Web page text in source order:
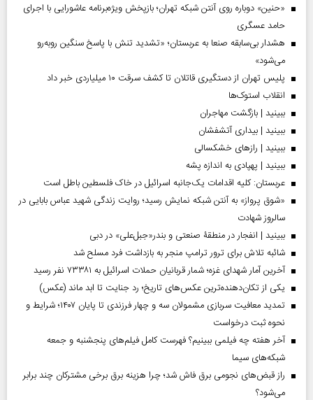
«حنین» دوباره روی آنتن شبکه تهران؛ بازپخش ویژه‌برنامه عاشورایی با اجرای
حامد عسگری
هشدار بی‌سابقه صنعا به عربستان؛ «تشدید تنش با پاسخ سنگین روبه‌رو
می‌شود»
پلیس تهران از دستگیری قاتلان تا کشف سرقت ۱۰ میلیاردی خبر داد
انقلاب استوک‌ها
ببینید | بازگشت مهاجران
ببینید | بیداری آتشفشان
ببینید | رازهای خشکسالی
ببینید | پهپادی به اندازه پشه
عربستان: کلیه اقدامات یک‌جانبه اسرائیل در خاک فلسطین باطل است
«شوق پرواز» به آنتن شبکه نمایش رسید؛ روایت زندگی شهید عباس بابایی در
سالروز شهادت
ببینید | انفجار در منطقۀ صنعتی و بندر«جبل‌علی» در دبی
شائبه تلاش برای ترور ترامپ منجر به بازداشت فرد مسلح شد
آخرین آمار شهدای غزه؛ شمار قربانیان حملات اسرائیل به ۷۳۳۸۱ نفر رسید
یکی از تکان‌دهنده‌ترین عکس‌های تاریخ؛ رد جنایت تا ابد ماند (عکس)
تمدید معافیت سربازی مشمولان سه و چهار فرزندی تا پایان ۱۴۰۷؛ شرایط و
نحوه ثبت درخواست
آخر هفته چه فیلمی ببینیم؟ فهرست کامل فیلم‌های پنجشنبه و جمعه
شبکه‌های سیما
راز قبض‌های نجومی برق فاش شد؛ چرا هزینه برق برخی مشترکان چند برابر
می‌شود؟